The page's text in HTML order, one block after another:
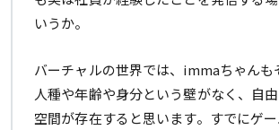
いうか。
バーチャルの世界では、immaちゃんも
人種や年齢や身分という壁がなく、自
空間が存在すると思います。すでにゲ